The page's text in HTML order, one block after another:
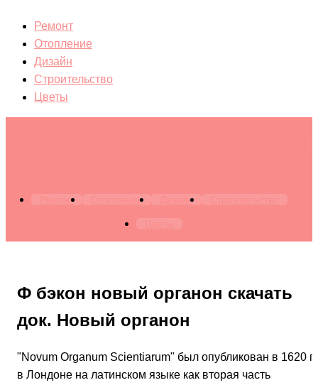
Ремонт
Отопление
Дизайн
Строительство
Цветы
Ремонт Отопление Дизайн
Ф бэкон новый органон скачать
док. Новый органон
"Novum Organum Scientiarum" был опубликован в 1620 г.
в Лондоне на латинском языке как вторая часть